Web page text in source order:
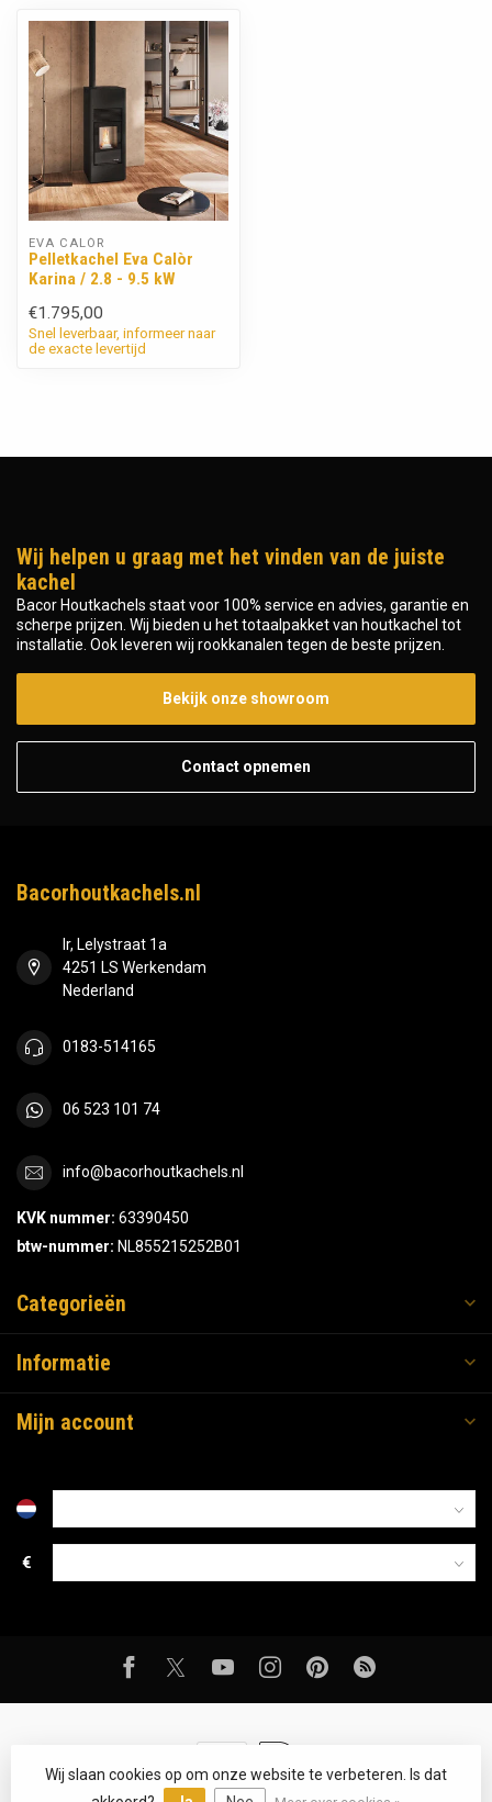
EVA CALÒR
Pelletkachel Eva Calòr
Karina / 2.8 - 9.5 kW
€1.795,00
Snel leverbaar, informeer naar
de exacte levertijd
Wij helpen u graag met het vinden van de juiste
kachel
Bacor Houtkachels staat voor 100% service en advies, garantie en
scherpe prijzen. Wij bieden u het totaalpakket van houtkachel tot
installatie. Ook leveren wij rookkanalen tegen de beste prijzen.
Bekijk onze showroom
Contact opnemen
Bacorhoutkachels.nl
Ir, Lelystraat 1a
4251 LS Werkendam
Nederland
0183-514165
06 523 101 74
info@bacorhoutkachels.nl
KVK nummer: 63390450
btw-nummer: NL855215252B01
Categorieën
Informatie
Mijn account
€
Wij slaan cookies op om onze website te verbeteren. Is dat